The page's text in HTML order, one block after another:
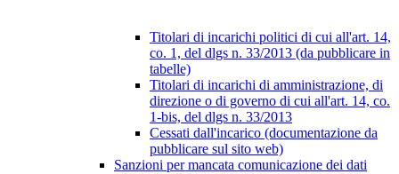
Titolari di incarichi politici di cui all'art. 14,
co. 1, del dlgs n. 33/2013 (da pubblicare in
tabelle)
Titolari di incarichi di amministrazione, di
direzione o di governo di cui all'art. 14, co.
1-bis, del dlgs n. 33/2013
Cessati dall'incarico (documentazione da
pubblicare sul sito web)
Sanzioni per mancata comunicazione dei dati